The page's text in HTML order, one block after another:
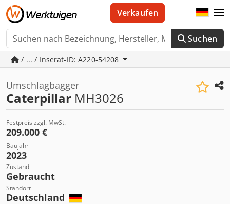
Suchen
Verkaufen
/ ... / Inserat-ID: A220-54208
Umschlagbagger
Caterpillar MH3026
Festpreis zzgl. MwSt.
209.000 €
Baujahr
2023
Zustand
Gebraucht
Standort
Deutschland